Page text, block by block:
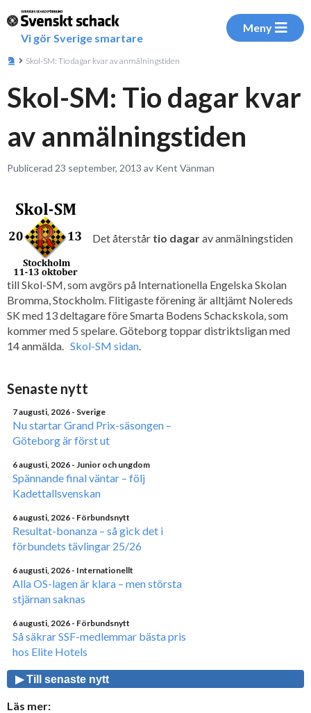
Vi gör Sverige smartare
Meny
Skol-SM: Tio dagar kvar av anmälningstiden
Skol-SM: Tio dagar kvar
av anmälningstiden
Publicerad 23 september, 2013 av Kent Vänman
Det återstår tio dagarav anmälningstiden
till Skol-SM, som avgörs på Internationella Engelska Skolan
Bromma, Stockholm. Flitigaste förening är alltjämt Nolereds
SK med 13 deltagare före Smarta Bodens Schackskola, som
kommer med 5 spelare. Göteborg toppar distriktsligan med
14 anmälda. Skol-SM sidan.
Senaste nytt
7 augusti, 2026 - Sverige
Nu startar Grand Prix-säsongen –
Göteborg är först ut
6 augusti, 2026 - Junior och ungdom
Spännande final väntar – följ
Kadettallsvenskan
6 augusti, 2026 - Förbundsnytt
Resultat-bonanza – så gick det i
förbundets tävlingar 25/26
6 augusti, 2026 - Internationellt
Alla OS-lagen är klara – men största
stjärnan saknas
6 augusti, 2026 - Förbundsnytt
Så säkrar SSF-medlemmar bästa pris
hos Elite Hotels
▶ Till senaste nytt
Läs mer: